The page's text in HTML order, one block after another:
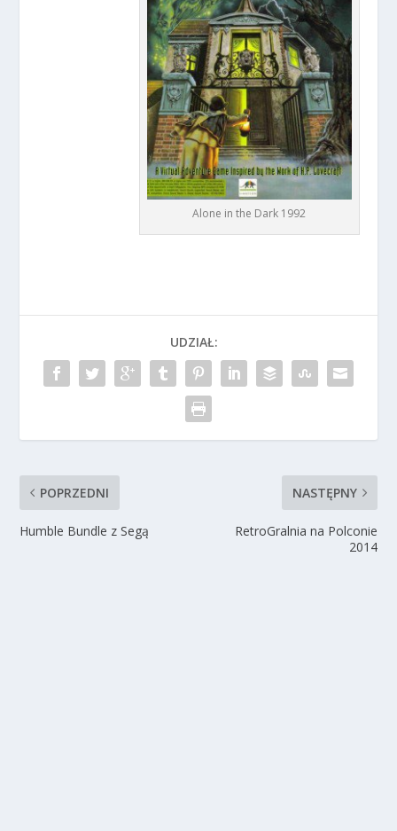
Alone in the Dark 1992
UDZIAŁ:
POPRZEDNI
Humble Bundle z Segą
NASTĘPNY
RetroGralnia na Polconie
2014